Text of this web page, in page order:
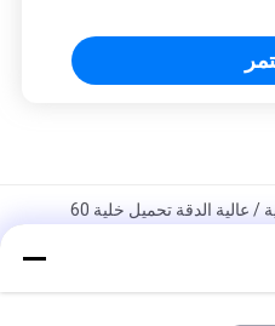
مصعد سلالة الزائد قياس تحميل خلية / عالية الدقة تحميل خلية 60
لمقاييس رافعة التناظرية الناتج